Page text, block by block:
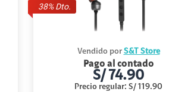
38% Dto.
Vendido por S&T Store
Pago al contado
S/ 74.90
Precio regular: S/ 119.90